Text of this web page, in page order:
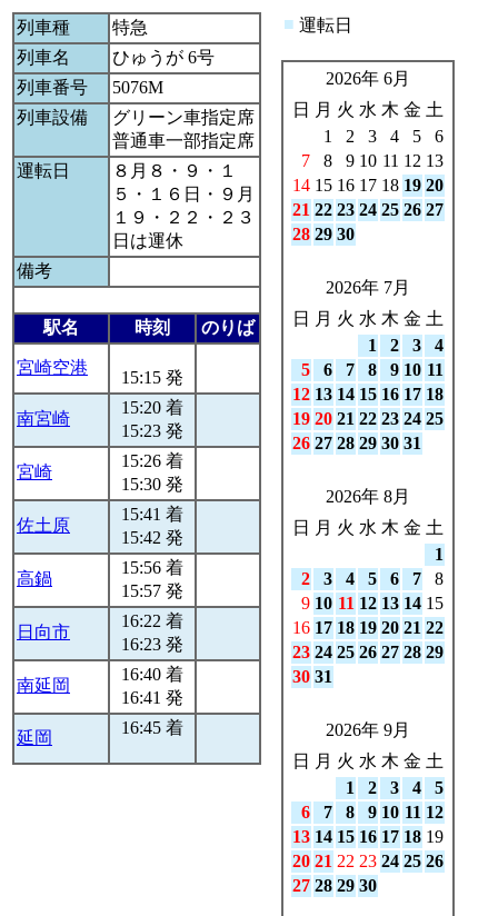
列車種
特急
列車名
ひゅうが 6号
列車番号
5076M
列車設備
グリーン車指定席
普通車一部指定席
運転日
８月８・９・１
５・１６日・９月
１９・２２・２３
日は運休
備考
駅名 時刻 のりば
宮崎空港
15:15 発
南宮崎
15:20 着
15:23 発
宮崎
15:26 着
15:30 発
佐土原
15:41 着
15:42 発
高鍋
15:56 着
15:57 発
日向市
16:22 着
16:23 発
南延岡
16:40 着
16:41 発
延岡
16:45 着
■ 運転日
2026年 6月
日
月 火 水 木 金 土
1
2 3 4 5
6
7
8 9 10 11 12 13
14 15 16 17 18 19 20
21 22 23 24 25 26 27
28 29 30
2026年 7月
日
月 火 水 木 金 土
1
2 3
4
5
6 7 8 9 10 11
12 13 14 15 16 17 18
19 20 21 22 23 24 25
26 27 28 29 30 31
2026年 8月
日
月 火 水 木 金 土
1
2
3 4 5 6 7
8
9 10 11 12 13 14 15
16 17 18 19 20 21 22
23 24 25 26 27 28 29
30 31
2026年 9月
日
月 火 水 木 金 土
1
2 3 4
5
6
7 8 9 10 11 12
13 14 15 16 17 18 19
20 21 22 23 24 25 26
27 28 29 30